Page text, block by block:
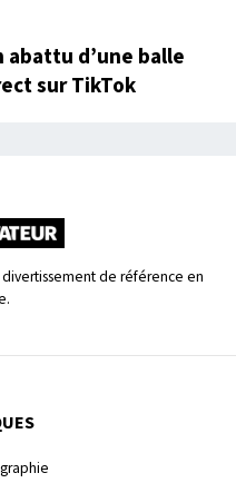
d’une balle
sur TikTok
de référence en